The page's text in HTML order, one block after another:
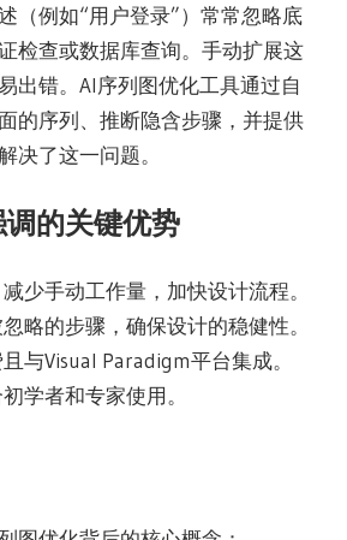
（例如“用户登录”）常常忽略底
检查或数据库查询。手动扩展这
出错。AI序列图优化工具通过自
的序列、推断隐含步骤，并提供
决了这一问题。
的关键优势
少手动工作量，加快设计流程。
略的步骤，确保设计的稳健性。
与Visual Paradigm平台集成。
学者和专家使用。